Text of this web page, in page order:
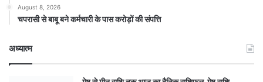
August 8, 2026
चपरासी से बाबू बने कर्मचारी के पास करोड़ों की संपत्ति
अध्यात्म